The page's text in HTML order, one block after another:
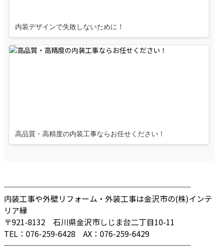
内装デザインで失敗しないために！
高品質・高精度の内装工事ならお任せください！
────────────────────────
内装工事や外壁リフォーム・外装工事は金沢市の(株)インテ
リア縁
〒921-8132 石川県金沢市しじま台二丁目10-11
TEL：076-259-6428 AX：076-259-6429
────────────────────────